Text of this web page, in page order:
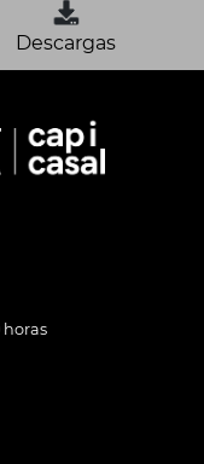
Descargas
horas